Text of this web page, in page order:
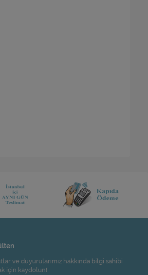
ve duyurularımız hakkında bilgi sahibi
için kaydolun!